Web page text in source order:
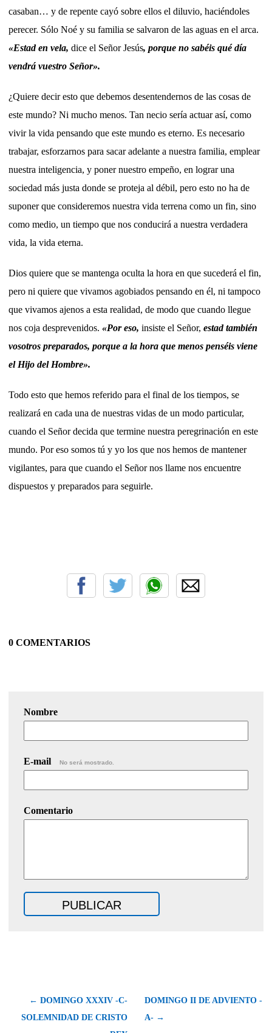
casaban… y de repente cayó sobre ellos el diluvio, haciéndoles
perecer. Sólo Noé y su familia se salvaron de las aguas en el arca.
«Estad en vela, dice el Señor Jesús, porque no sabéis qué día
vendrá vuestro Señor».
¿Quiere decir esto que debemos desentendernos de las cosas de
este mundo? Ni mucho menos. Tan necio sería actuar así, como
vivir la vida pensando que este mundo es eterno. Es necesario
trabajar, esforzarnos para sacar adelante a nuestra familia, emplear
nuestra inteligencia, y poner nuestro empeño, en lograr una
sociedad más justa donde se proteja al débil, pero esto no ha de
suponer que consideremos nuestra vida terrena como un fin, sino
como medio, un tiempo que nos conducirá a nuestra verdadera
vida, la vida eterna.
Dios quiere que se mantenga oculta la hora en que sucederá el fin,
pero ni quiere que vivamos agobiados pensando en él, ni tampoco
que vivamos ajenos a esta realidad, de modo que cuando llegue
nos coja desprevenidos. «Por eso, insiste el Señor, estad también
vosotros preparados, porque a la hora que menos penséis viene
el Hijo del Hombre».
Todo esto que hemos referido para el final de los tiempos, se
realizará en cada una de nuestras vidas de un modo particular,
cuando el Señor decida que termine nuestra peregrinación en este
mundo. Por eso somos tú y yo los que nos hemos de mantener
vigilantes, para que cuando el Señor nos llame nos encuentre
dispuestos y preparados para seguirle.
0 COMENTARIOS
Nombre
E-mail No será mostrado.
Comentario
← DOMINGO XXXIV -C-
SOLEMNIDAD DE CRISTO
DOMINGO II DE ADVIENTO -
A- →